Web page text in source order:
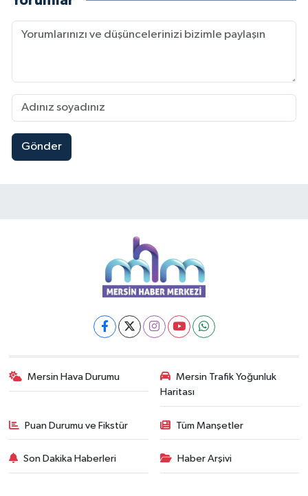
Gönder
Mersin Hava Durumu
Mersin Trafik Yoğunluk
Haritası
Puan Durumu ve Fikstür Tüm Manşetler
Son Dakika Haberleri Haber Arşivi